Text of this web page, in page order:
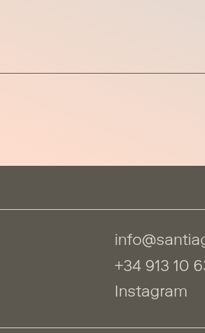
+34 913 10
Instagram